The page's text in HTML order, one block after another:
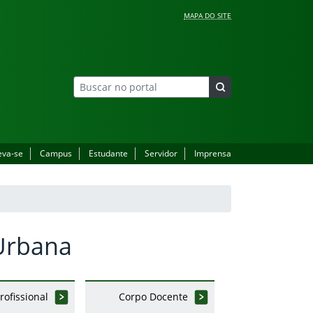
MAPA DO SITE
se Campus Estudante Servidor Imprensa
Corpo Docente